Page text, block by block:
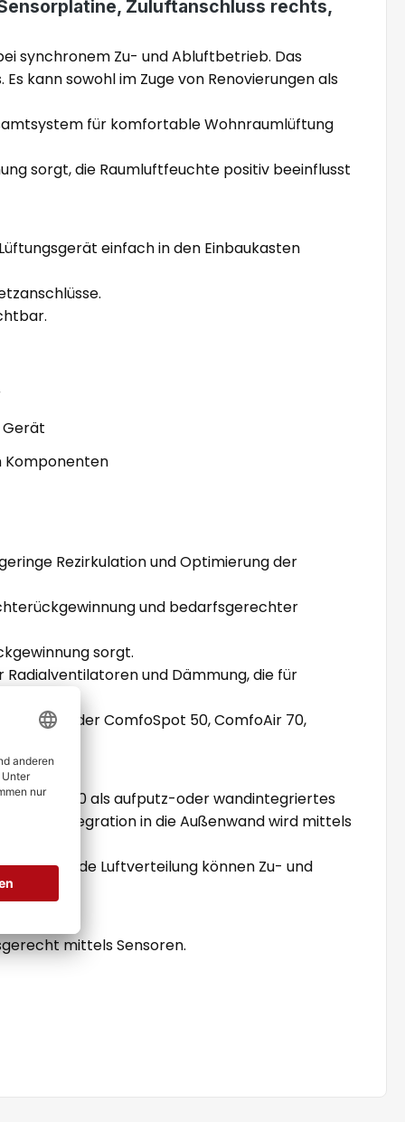
Zuluftanschluss rechts,
synchronem Zu- und Abluftbetrieb. Das
kann sowohl im Zuge von Renovierungen als
für komfortable Wohnraumlüftung
sorgt, die Raumluftfeuchte positiv beeinflusst
einfach in den Einbaukasten
Gerät
Komponenten
Rezirkulation und Optimierung der
und bedarfsgerechter
sorgt.
und Dämmung, die für
wie Zehnder ComfoSpot 50, ComfoAir 70,
Fit 100 als aufputz-oder wandintegriertes
Die Integration in die Außenwand wird mittels
Luftverteilung können Zu- und
mittels Sensoren.